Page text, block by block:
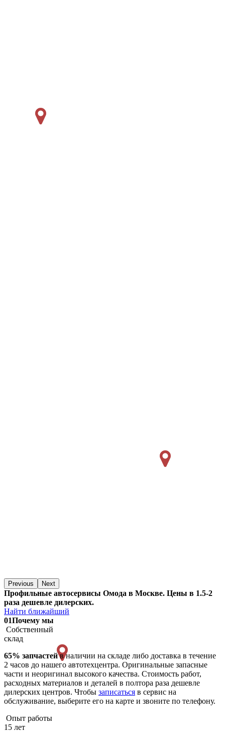
Previous Next
Профильные автосервисы Омода в Москве. Цены в 1.5-2
раза дешевле дилерских.
Найти ближайший
01Почему мы
Собственный
склад
65% запчастейв наличии на складе либо доставка в течение
2 часов до нашего автотехцентра. Оригинальные запасные
части и неоригинал высокого качества. Стоимость работ,
расходных материалов и деталей в полтора раза дешевле
дилерских центров. Чтобы записаться в сервис на
обслуживание, выберите его на карте и звоните по телефону.
Опыт работы
15 лет